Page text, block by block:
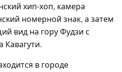
хип-хоп, камера
номерной знак, а затем
вид на гору Фудзи с
Кавагути.
в городе